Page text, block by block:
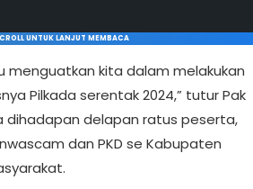
UNTUK LANJUT MEMBACA
menguatkan kita dalam melakukan
Pilkada serentak 2024,” tutur Pak
dihadapan delapan ratus peserta,
dan PKD se Kabupaten